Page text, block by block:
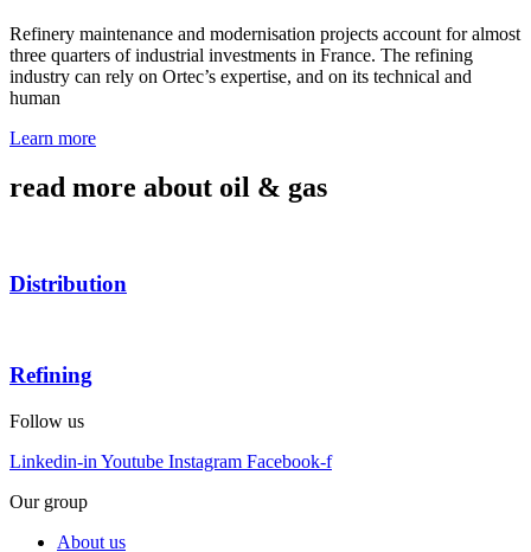
Refinery maintenance and modernisation projects account for almost
three quarters of industrial investments in France. The refining
industry can rely on Ortec’s expertise, and on its technical and
human
Learn more
read more about oil & gas
Distribution
Refining
Follow us
Linkedin-in Youtube Instagram Facebook-f
Our group
About us